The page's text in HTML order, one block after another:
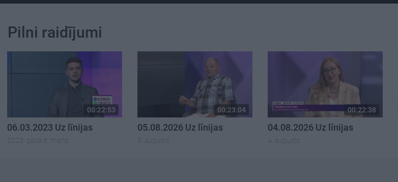
Pilni raidījumi
00:22:53
06.03.2023 Uz līnijas
2023. gada 6. marts
00:23:04
05.08.2026 Uz līnijas
5. augusts
00:22:38
04.08.2026 Uz līnijas
4. augusts